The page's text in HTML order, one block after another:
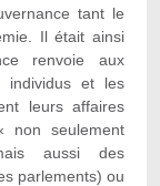
tant le
Il était ainsi
renvoie aux
individus et les
leurs affaires
non seulement
aussi des
parlements) ou